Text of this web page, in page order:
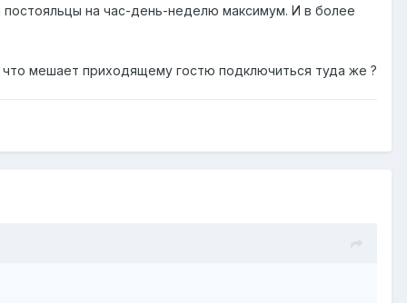
постояльцы на час-день-неделю максимум. И в более
мешает приходящему гостю подключиться туда же ?